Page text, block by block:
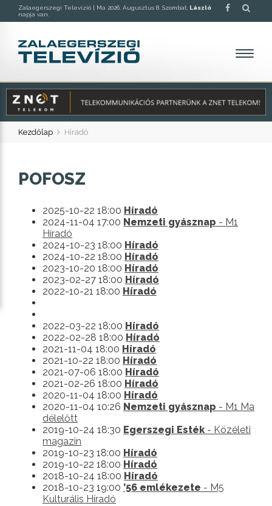
Zalaegerszegi Televízió | Ma 2026. Augusztus 8. Szombat, László
napja van.
Kezdőlap Híradó
POFOSZ
2025-10-22 18:00 Híradó
2024-11-04 17:00 Nemzeti gyásznap - M1
Híradó
2024-10-23 18:00 Híradó
2024-10-22 18:00 Híradó
2023-10-20 18:00 Híradó
2023-02-27 18:00 Híradó
2022-10-21 18:00 Híradó
2022-03-22 18:00 Híradó
2022-02-28 18:00 Híradó
2021-11-04 18:00 Híradó
2021-10-22 18:00 Híradó
2021-07-06 18:00 Híradó
2021-02-26 18:00 Híradó
2020-11-04 18:00 Híradó
2020-11-04 10:26 Nemzeti gyásznap - M1 Ma
délelőtt
2019-10-24 18:30 Egerszegi Esték- Közéleti
magazin
2019-10-23 18:00 Híradó
2019-10-22 18:00 Híradó
2018-10-24 18:00 Híradó
2018-10-23 19:00 ’56 emlékezete - M5
Kulturális Híradó